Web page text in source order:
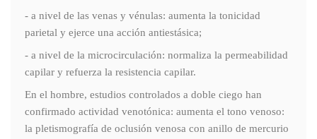
- a nivel de las venas y vénulas: aumenta la tonicidad
parietal y ejerce una acción antiestásica;
- a nivel de la microcirculación: normaliza la permeabilidad
capilar y refuerza la resistencia capilar.
En el hombre, estudios controlados a doble ciego han
confirmado actividad venotónica: aumenta el tono venoso:
la pletismografía de oclusión venosa con anillo de mercurio